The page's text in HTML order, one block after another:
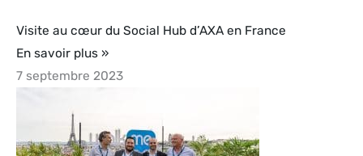
Visite au cœur du Social Hub d’AXA en France
En savoir plus »
7 septembre 2023